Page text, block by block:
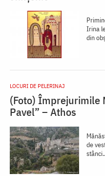
Irina
din
LOCURI DE PELERINAJ
(Foto) Împrejurimile
Pavel” – Athos
de